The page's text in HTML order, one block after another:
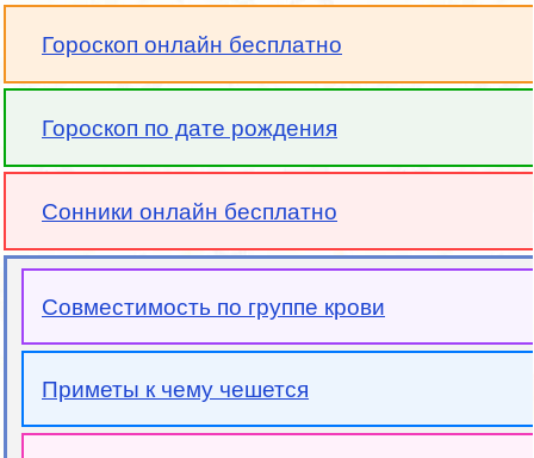
Гороскоп онлайн бесплатно
Гороскоп по дате рождения
Сонники онлайн бесплатно
Совместимость по группе крови
Приметы к чему чешется